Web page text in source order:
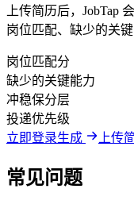
上传简历后，JobTap
岗位匹配、缺少的关
岗位匹配分
缺少的关键能力
冲稳保分层
投递优先级
立即登录生成
上传
常见问题